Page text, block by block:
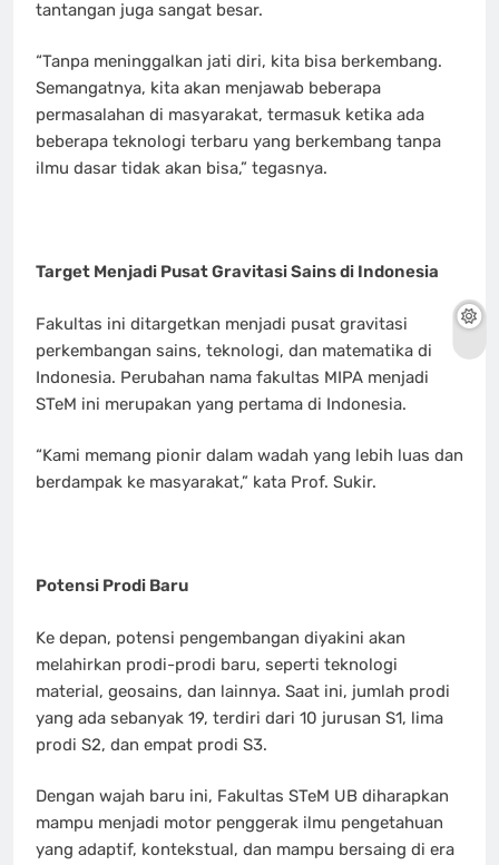
tantangan juga sangat besar.
“Tanpa meninggalkan jati diri, kita bisa berkembang.
Semangatnya, kita akan menjawab beberapa
permasalahan di masyarakat, termasuk ketika ada
beberapa teknologi terbaru yang berkembang tanpa
ilmu dasar tidak akan bisa,” tegasnya.
Target Menjadi Pusat Gravitasi Sains di Indonesia
Fakultas ini ditargetkan menjadi pusat gravitasi
perkembangan sains, teknologi, dan matematika di
Indonesia. Perubahan nama fakultas MIPA menjadi
STeM ini merupakan yang pertama di Indonesia.
“Kami memang pionir dalam wadah yang lebih luas dan
berdampak ke masyarakat,” kata Prof. Sukir.
Potensi Prodi Baru
Ke depan, potensi pengembangan diyakini akan
melahirkan prodi-prodi baru, seperti teknologi
material, geosains, dan lainnya. Saat ini, jumlah prodi
yang ada sebanyak 19, terdiri dari 10 jurusan S1, lima
prodi S2, dan empat prodi S3.
Dengan wajah baru ini, Fakultas STeM UB diharapkan
mampu menjadi motor penggerak ilmu pengetahuan
yang adaptif, kontekstual, dan mampu bersaing di era